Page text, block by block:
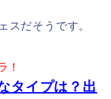
スだそうです。
！
タイプは？出